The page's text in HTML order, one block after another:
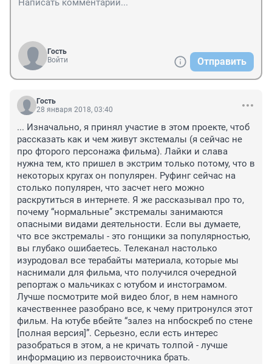
Гость
Войти
Отправить
Гость
28 января 2018, 03:40
... Изначально, я принял участие в этом проекте, чтоб
рассказать как и чем живут экстемалы (я сейчас не
про фторого персонажа фильма). Лайки и слава
нужна тем, кто пришел в экстрим только потому, что в
некоторых кругах он популярен. Руфинг сейчас на
столько популярен, что засчет него можно
раскрутиться в интернете. Я же рассказывал про то,
почему “нормальные” экстремалы занимаются
опасными видами деятельности. Если вы думаете,
что все экстремалы - это гонщики за популярностью,
вы глубако ошибаетесь. Телеканал настолько
изуродовал все терабайты материала, которые мы
наснимали для фильма, что получился очередной
репортаж о мальчиках с ютубом и инстограмом.
Лучше посмотрите мой видео блог, в нем намного
качественнее разобрано все, к чему притронулся этот
фильм. На ютубе вбейте “залез на нпбоскреб по стене
[полная версия]”. Серьезно, если есть интерес
разобраться в этом, а не кричать толпой - лучше
информацию из первоисточника брать.